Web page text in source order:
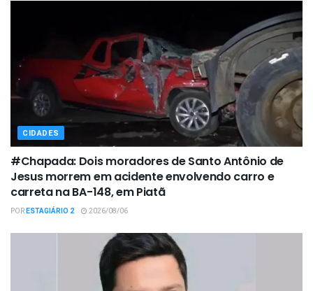
CIDADES
#Chapada: Dois moradores de Santo Antônio de
Jesus morrem em acidente envolvendo carro e
carreta na BA-148, em Piatã
PORESTAGIÁRIO 2 2026/08/06